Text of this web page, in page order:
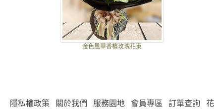
金色風華香檳玫瑰花束
隱私權政策 關於我們 服務園地 會員專區 訂單查詢
花